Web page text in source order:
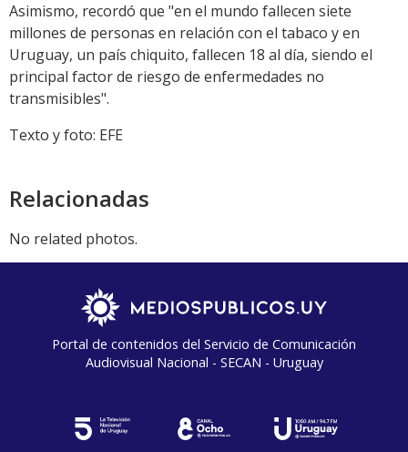
Asimismo, recordó que "en el mundo fallecen siete
millones de personas en relación con el tabaco y en
Uruguay, un país chiquito, fallecen 18 al día, siendo el
principal factor de riesgo de enfermedades no
transmisibles".
Texto y foto: EFE
Relacionadas
No related photos.
Portal de contenidos del Servicio de Comunicación
Audiovisual Nacional - SECAN - Uruguay